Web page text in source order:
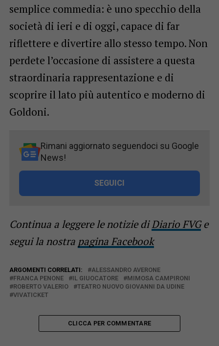
semplice commedia: è uno specchio della
società di ieri e di oggi, capace di far
riflettere e divertire allo stesso tempo. Non
perdete l’occasione di assistere a questa
straordinaria rappresentazione e di
scoprire il lato più autentico e moderno di
Goldoni.
Rimani aggiornato seguendoci su Google
News!
SEGUICI
Continua a leggere le notizie diDiario FVGe
segui la nostra pagina Facebook
ARGOMENTI CORRELATI:
ALESSANDRO AVERONE
FRANCA PENONE
IL GIUOCATORE
MIMOSA CAMPIRONI
ROBERTO VALERIO
TEATRO NUOVO GIOVANNI DA UDINE
VIVATICKET
CLICCA PER COMMENTARE